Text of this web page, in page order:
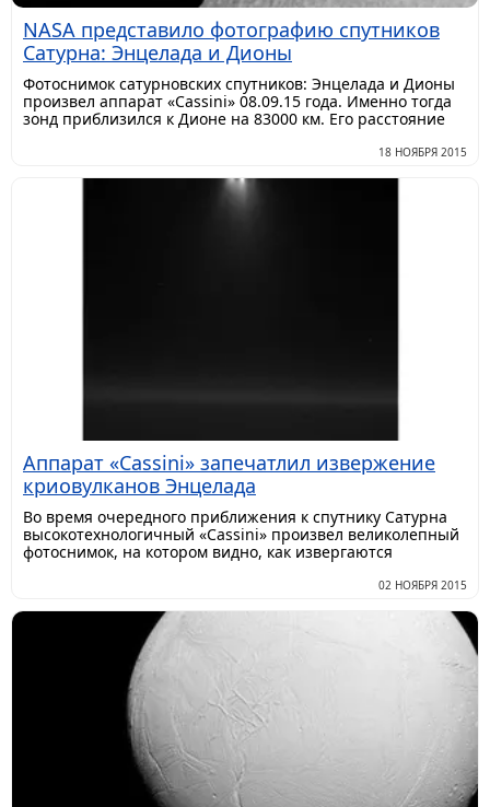
NASA представило фотографию спутников
Сатурна: Энцелада и Дионы
Фотоснимок сатурновских спутников: Энцелада и Дионы
произвел аппарат «Cassini» 08.09.15 года. Именно тогда
зонд приблизился к Дионе на 83000 км. Его расстояние
18 НОЯБРЯ 2015
Аппарат «Cassini» запечатлил извержение
криовулканов Энцелада
Во время очередного приближения к спутнику Сатурна
высокотехнологичный «Cassini» произвел великолепный
фотоснимок, на котором видно, как извергаются
02 НОЯБРЯ 2015